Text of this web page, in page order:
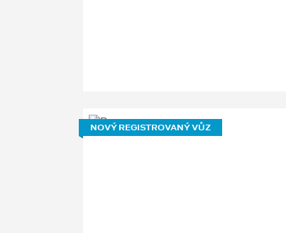
NOVÝ REGISTROVANÝ VŮZ